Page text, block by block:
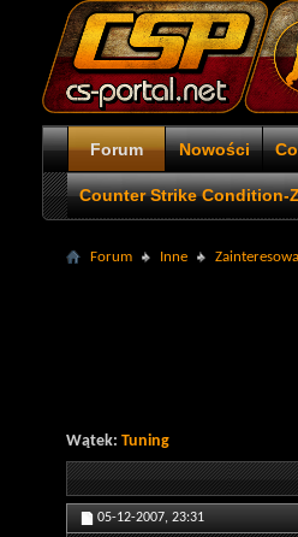
Forum Nowości
Counter Strike Condition-
Forum Inne
Wątek: Tuning
05-12-2007, 23:31